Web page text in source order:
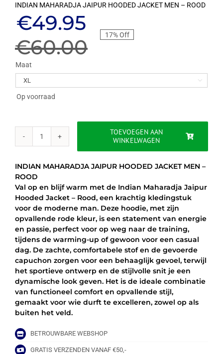
INDIAN MAHARADJA JAIPUR HOODED JACKET MEN – ROOD
€60.00
Oorspronkelijke
prijs
was:
€60.00.
€49.95
Huidige
prijs
is:
€49.95.
17% Off
Maat

Op voorraad
INDIAN
MAHARADJA
JACKET
MEN
ROOD
aantal
TOEVOEGEN AAN
WINKELWAGEN
INDIAN MAHARADJA JAIPUR HOODED JACKET MEN –
ROOD
Val op en blijf warm met de Indian Maharadja Jaipur
Hooded Jacket – Rood, een krachtig kledingstuk
voor de moderne man. Deze hoodie, met zijn
opvallende rode kleur, is een statement van energie
en passie, perfect voor op weg naar de training,
tijdens de warming-up of gewoon voor een casual
dag. De zachte, comfortabele stof en de gevoerde
capuchon zorgen voor een behaaglijk gevoel, terwijl
het sportieve ontwerp en de stijlvolle snit je een
dynamische look geven. Het is de ideale combinatie
van functioneel comfort en opvallende stijl,
gemaakt voor wie durft te excelleren, zowel op als
buiten het veld.
BETROUWBARE WEBSHOP
GRATIS VERZENDEN VANAF €50,-